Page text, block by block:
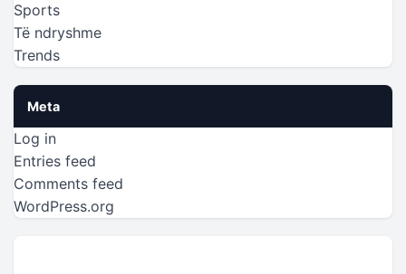
Sports
Të ndryshme
Trends
Meta
Log in
Entries feed
Comments feed
WordPress.org